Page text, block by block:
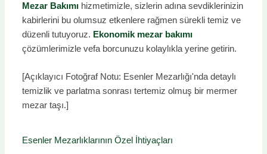
Mezar Bakımı hizmetimizle, sizlerin adına sevdiklerinizin
kabirlerini bu olumsuz etkenlere rağmen sürekli temiz ve
düzenli tutuyoruz. Ekonomik mezar bakımı
çözümlerimizle vefa borcunuzu kolaylıkla yerine getirin.
[Açıklayıcı Fotoğraf Notu: Esenler Mezarlığı'nda detaylı
temizlik ve parlatma sonrası tertemiz olmuş bir mermer
mezar taşı.]
Esenler Mezarlıklarının Özel İhtiyaçları